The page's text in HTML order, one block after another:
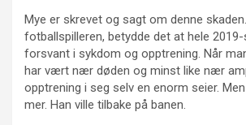
Mye er skrevet og sagt om denne
fotballspilleren, betydde det at hele
forsvant i sykdom og opptrening. Når
har vært nær døden og minst like nær
opptrening i seg selv en enorm seier.
mer. Han ville tilbake på banen.